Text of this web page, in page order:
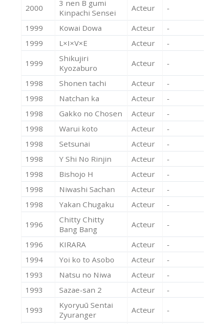
2000
3 nen B gumi
Kinpachi Sensei
Acteur -
1999 Kowai Dowa Acteur
-
1999
L×I×V×E Acteur -
1999
Shikujiri
Kyozaburo
Acteur -
1998 Shonen tachi Acteur
-
1998
Natchan ka Acteur
-
1998
Gakko no Chosen Acteur
-
1998
Warui koto Acteur
-
1998
Setsunai Acteur
-
1998
Y Shi No Rinjin Acteur
-
1998
Bishojo H Acteur
-
1998
Niwashi Sachan Acteur
-
1998
Yakan Chugaku Acteur -
1996
Chitty Chitty
Bang Bang
Acteur -
1996 KIRARA Acteur
-
1994
Yoi ko to Asobo Acteur
-
1993
Natsu no Niwa Acteur
-
1993
Sazae-san 2 Acteur -
1993
Kyoryuū Sentai
Zyuranger
Acteur -